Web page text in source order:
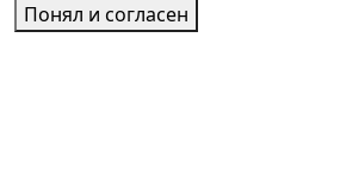
Понял и согласен